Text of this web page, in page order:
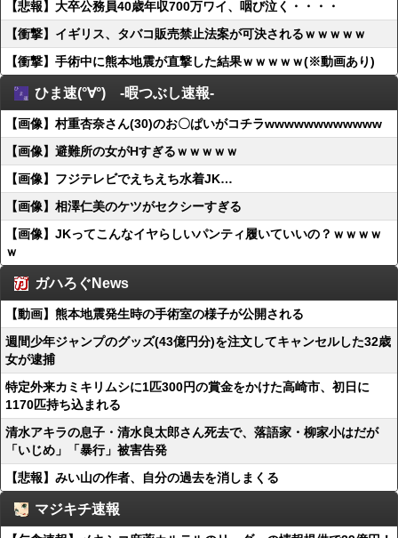
【悲報】大卒公務員40歳年収700万ワイ、咽び泣く・・・・
【衝撃】イギリス、タバコ販売禁止法案が可決されるｗｗｗｗｗ
【衝撃】手術中に熊本地震が直撃した結果ｗｗｗｗｗ(※動画あり)
ひま速(°∀°) -暇つぶし速報-
【画像】村重杏奈さん(30)のお〇ぱいがコチラwwwwwwwwwwww
【画像】避難所の女がHすぎるｗｗｗｗｗ
【画像】フジテレビでえちえち水着JK…
【画像】相澤仁美のケツがセクシーすぎる
【画像】JKってこんなイヤらしいパンティ履いていいの？ｗｗｗｗ
ｗ
ガハろぐNews
【動画】熊本地震発生時の手術室の様子が公開される
週間少年ジャンプのグッズ(43億円分)を注文してキャンセルした32歳
女が逮捕
特定外来カミキリムシに1匹300円の賞金をかけた高崎市、初日に
1170匹持ち込まれる
清水アキラの息子・清水良太郎さん死去で、落語家・柳家小はだが
「いじめ」「暴行」被害告発
【悲報】みい山の作者、自分の過去を消しまくる
マジキチ速報